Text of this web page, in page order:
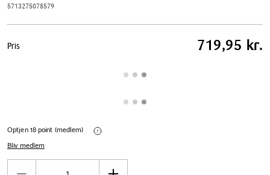
5713275078579
Pris
tabel
Pris 719,95 kr.
Optjen 18 point (medlem)
Bliv medlem
Antal